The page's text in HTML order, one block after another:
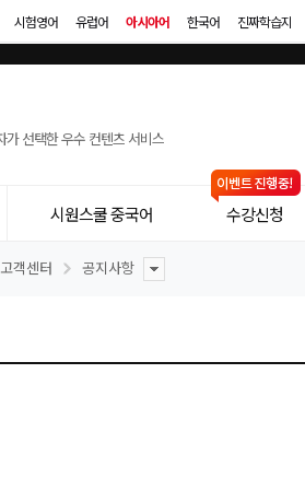
시험영어 유럽어 아시아어 한국어 진짜학습지
시원스쿨 중국어 수강신청
고객센터 공지사항